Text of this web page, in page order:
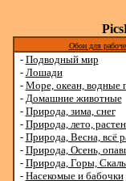
Обои для
- Подводный мир
- Лошади
- Море, океан, водные
- Домашние животные
- Природа, зима, снег
- Природа, лето,
- Природа, Весна, всё
- Природа, Осень,
- Природа, Горы,
- Насекомые и бабочки